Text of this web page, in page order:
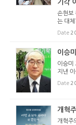
기각
손현보
는 대
년 7월
부서
Date
이승
이승미
지낸
(수) 향
인이
Date
개혁
개혁주